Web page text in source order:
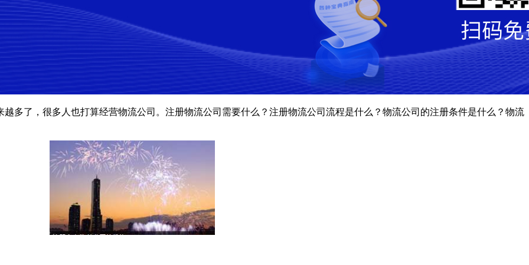
多了，很多人也打算经营物流公司。注册物流公司需要什么？注册物流公司流程是什么？物流公司的注册条件是什么？物流